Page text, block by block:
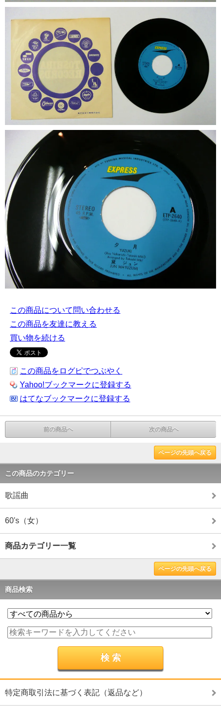
この商品について問い合わせる
この商品を友達に教える
買い物を続ける
この商品をログピでつぶやく
Yahoo!ブックマークに登録する
はてなブックマークに登録する
前の商品へ 次の商品へ
ページの先頭へ戻る
この商品のカテゴリー
歌謡曲
60's（女）
商品カテゴリー一覧
ページの先頭へ戻る
商品検索
特定商取引法に基づく表記（返品など）